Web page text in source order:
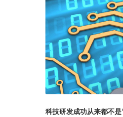
科技研发成功从来都不